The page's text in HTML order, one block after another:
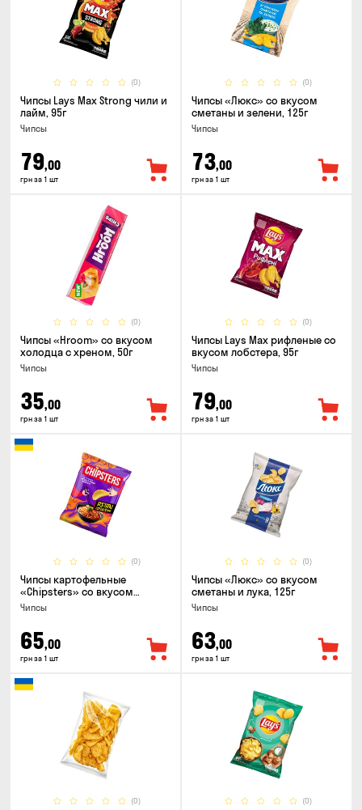
(0)
Чипсы Lays Max Strong чили и
лайм, 95г
Чипсы
79,00
грн за 1 шт
(0)
Чипсы «Люкс» со вкусом
сметаны и зелени, 125г
Чипсы
73,00
грн за 1 шт
(0)
Чипсы «Hroom» со вкусом
холодца с хреном, 50г
Чипсы
35,00
грн за 1 шт
(0)
Чипсы Lays Max рифленые со
вкусом лобстера, 95г
Чипсы
79,00
грн за 1 шт
(0)
Чипсы картофельные
«Chipsters» со вкусом
острый удон, 100г
Чипсы
65,00
грн за 1 шт
(0)
Чипсы «Люкс» со вкусом
сметаны и лука, 125г
Чипсы
63,00
грн за 1 шт
(0) (0)